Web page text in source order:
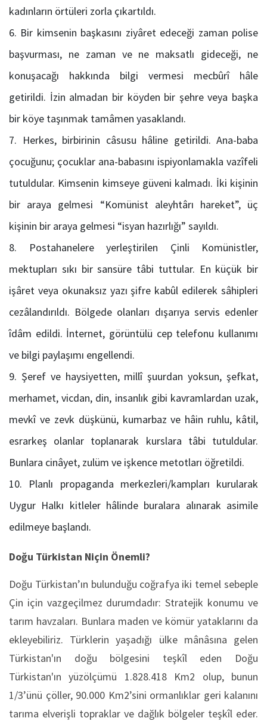
kadınların örtüleri zorla çıkartıldı.
Bir kimsenin başkasını ziyâret edeceği zaman polise
başvurması, ne zaman ve ne maksatlı gideceği, ne
konuşacağı hakkında bilgi vermesi mecbûrî hâle
getirildi. İzin almadan bir köyden bir şehre veya başka
bir köye taşınmak tamâmen yasaklandı.
Herkes, birbirinin câsusu hâline getirildi. Ana-baba
çocuğunu; çocuklar ana-babasını ispiyonlamakla vazîfeli
tutuldular. Kimsenin kimseye güveni kalmadı. İki kişinin
bir araya gelmesi “Komünist aleyhtârı hareket”, üç
kişinin bir araya gelmesi “isyan hazırlığı” sayıldı.
Postahanelere yerleştirilen Çinli Komünistler,
mektupları sıkı bir sansüre tâbi tuttular. En küçük bir
işâret veya okunaksız yazı şifre kabûl edilerek sâhipleri
cezâlandırıldı. Bölgede olanları dışarıya servis edenler
îdâm edildi. İnternet, görüntülü cep telefonu kullanımı
ve bilgi paylaşımı engellendi.
Şeref ve haysiyetten, millî şuurdan yoksun, şefkat,
merhamet, vicdan, din, insanlık gibi kavramlardan uzak,
mevkî ve zevk düşkünü, kumarbaz ve hâin ruhlu, kâtil,
esrarkeş olanlar toplanarak kurslara tâbi tutuldular.
Bunlara cinâyet, zulüm ve işkence metotları öğretildi.
Planlı propaganda merkezleri/kampları kurularak
Uygur Halkı kitleler hâlinde buralara alınarak asimile
edilmeye başlandı.
Doğu Türkistan Niçin Önemli?
Doğu Türkistan’ın bulunduğu coğrafya iki temel sebeple
Çin için vazgeçilmez durumdadır: Stratejik konumu ve
tarım havzaları. Bunlara maden ve kömür yataklarını da
ekleyebiliriz. Türklerin yaşadığı ülke mânâsına gelen
Türkistan'ın doğu bölgesini teşkîl eden Doğu
Türkistan'ın yüzölçümü 1.828.418 Km2 olup, bunun
1/3’ünü çöller, 90.000 Km2’sini ormanlıklar geri kalanını
tarıma elverişli topraklar ve dağlık bölgeler teşkîl eder.